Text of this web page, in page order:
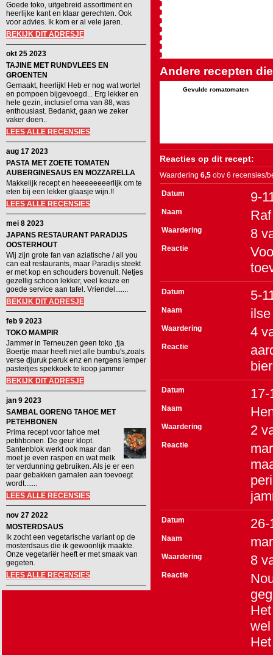
Goede toko, uitgebreid assortiment en
heerlijke kant en klaar gerechten. Ook
voor advies. Ik kom er al vele jaren.
BEKIJK DIT ADRESJE
okt 25 2023
TAJINE MET RUNDVLEES EN
GROENTEN
Gemaakt, heerlijk! Heb er nog wat wortel
en pompoen bijgevoegd... Erg lekker en
hele gezin, inclusief oma van 88, was
enthousiast. Bedankt, gaan we zeker
vaker doen..
LEES ALLE RECENSIES
aug 17 2023
PASTA MET ZOETE TOMATEN
AUBERGINESAUS EN MOZZARELLA
Makkelijk recept en heeeeeeeerlijk om te
eten bij een lekker glaasje wijn.!!
LEES ALLE RECENSIES
mei 8 2023
JAPANS RESTAURANT PARADIJS
OOSTERHOUT
Wij zijn grote fan van aziatische / all you
can eat restaurants, maar Paradijs steekt
er met kop en schouders bovenuit. Netjes
gezellig schoon lekker, veel keuze en
goede service aan tafel. Vriendel.......
BEKIJK DIT ADRESJE
feb 9 2023
TOKO MAMPIR
Jammer in Terneuzen geen toko ,tja
Boertje maar heeft niet alle bumbu's,zoals
verse djuruk peruk enz en nergens lemper
pasteitjes spekkoek te koop jammer
BEKIJK DIT ADRESJE
jan 9 2023
SAMBAL GORENG TAHOE MET
PETEHBONEN
Prima recept voor tahoe met
petihbonen. De geur klopt.
Santenblok werkt ook maar dan
moet je even raspen en wat melk
ter verdunning gebruiken. Als je er een
paar gebakken garnalen aan toevoegt
wordt.......
LEES ALLE RECENSIES
nov 27 2022
MOSTERDSAUS
Ik zocht een vegetarische variant op de
mosterdsaus die ik gewoonlijk maakte.
Onze vegetariër heeft er met smaak van
gegeten.
LEES ALLE RECENSIES
Andere recepten
Gevulde romatomaten
Reacties op dit recept:
Waardering 6,5 obv 6 recensies/
Datum 9-
Naam Raf
Waardering 8
Reactie
Datum 5-
Naam ilse
Waardering 4
Reactie
Datum 17-
Naam
Waardering 2
Reactie
Datum 26-
Naam
Waardering 8
Reactie